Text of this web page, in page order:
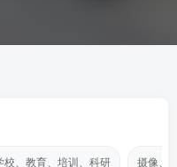
校、教育、培训、科研 摄像、